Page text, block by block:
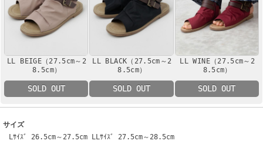
LL BEIGE（27.5cm～2
8.5cm）
SOLD OUT
LL BLACK（27.5cm～2
8.5cm）
SOLD OUT
LL WINE（27.5cm～2
8.5cm）
SOLD OUT
サイズ
Lｻｲｽﾞ 26.5cm～27.5cm LLｻｲｽﾞ 27.5cm～28.5cm